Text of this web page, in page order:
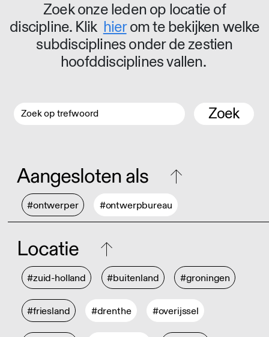
Zoek onze leden op locatie of
discipline. Klik hierom te bekijken welke
subdisciplines onder de zestien
hoofddisciplines vallen.
Zoek
Aangesloten als
#ontwerper #ontwerpbureau
Locatie
#zuid-holland #buitenland #groningen
#friesland #drenthe #overijssel